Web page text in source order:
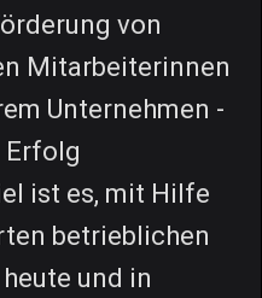
von
Mitarbeiterinnen
Unternehmen -
Erfolg
ist es, mit Hilfe
betrieblichen
und in